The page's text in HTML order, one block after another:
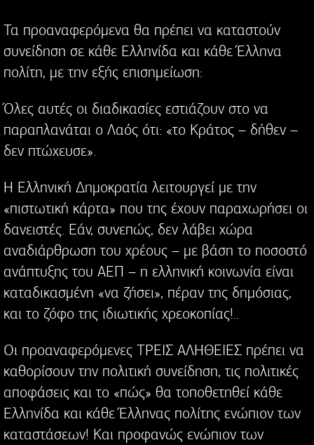
Τα προαναφερόμενα θα πρέπει να καταστούν
συνείδηση σε κάθε Ελληνίδα και κάθε Έλληνα
πολίτη, με την εξής επισημείωση:
Όλες αυτές οι διαδικασίες εστιάζουν στο να
παραπλανάται ο Λαός ότι: «το Κράτος – δήθεν –
δεν πτώχευσε».
Η Ελληνική Δημοκρατία λειτουργεί με την
«πιστωτική κάρτα» που της έχουν παραχωρήσει οι
δανειστές. Εάν, συνεπώς, δεν λάβει χώρα
αναδιάρθρωση του χρέους – με βάση το ποσοστό
ανάπτυξης του ΑΕΠ – η ελληνική κοινωνία είναι
καταδικασμένη «να ζήσει», πέραν της δημόσιας,
και το ζόφο της ιδιωτικής χρεοκοπίας!..
Οι προαναφερόμενες ΤΡΕΙΣ ΑΛΗΘΕΙΕΣ πρέπει να
καθορίσουν την πολιτική συνείδηση, τις πολιτικές
αποφάσεις και το «πώς» θα τοποθετηθεί κάθε
Ελληνίδα και κάθε Έλληνας πολίτης ενώπιον των
καταστάσεων! Και προφανώς ενώπιον των